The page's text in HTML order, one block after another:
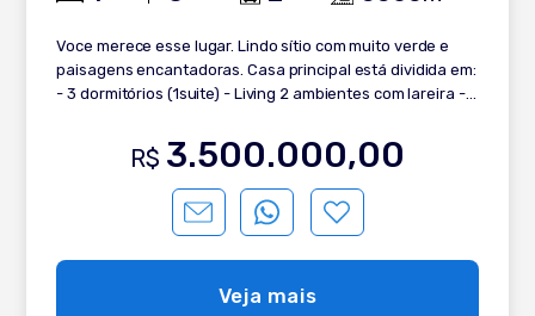
Voce merece esse lugar. Lindo sítio com muito verde e
paisagens encantadoras. Casa principal está dividida em:
- 3 dormitórios (1suite) - Living 2 ambientes com lareira -
ambientes - Banho social - Cozinha Todo esse paraíso a
15 minutos do centro de Gramado. Venha conhecer!
R$ 3.500.000,00
Veja mais